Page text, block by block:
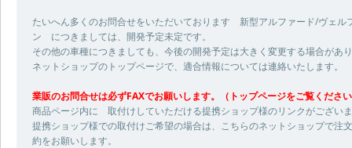
たいへん多くのお問合せをいただいております 新型アルファード/ヴェル
ン につきましては、開発予定未定です。
その他の車種につきましても、今後の開発予定は大きく変更する場合があ
ネットショップのトップページで、適合情報については連絡いたします。
業販のお問合せは必ずFAXでお願いします。（トップページをご覧くださ
商品ページ内に 取付けしていただける提携ショップ様のリンクがござい
提携ショップ様での取付けご希望の場合は、こちらのネットショップで
約をお願いします。